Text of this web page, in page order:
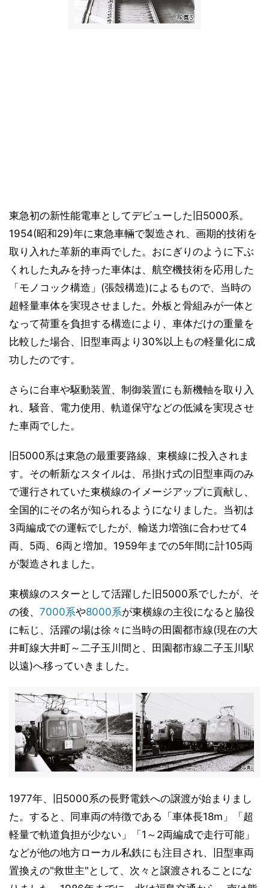
東急初の新性能電車としてデビューした旧5000系。
1954(昭和29)年に東急車輛で製造され、画期的技術を
取り入れた革新的車両でした。おにぎりのように下ぶ
くれした丸みを持った車体は、航空機技術を応用した
「モノコック構造」(張殻構造)によるもので、当時の
超軽量車体を実現させました。外板と骨組みが一体と
なって荷重を負担する構造により、車体だけの重量を
比較した場合、旧型車両より30%以上もの軽量化に成
功したのです。
さらに台車や駆動装置、制御装置にも新機軸を取り入
れ、騒音、電力使用、軌道保守などの低減を実現させ
た車両でした。
旧5000系は東急の最重要路線、東横線に投入されま
す。その斬新なスタイルは、吊掛け式の旧型車両のみ
で運行されていた東横線のイメージアップに貢献し、
全国的にその名が知られるようになりました。当初は
3両編成での運転でしたが、輸送力増強に合わせて4
両、5両、6両と増加。1959年までの5年間に計105両
が製造されました。
東横線のスターとして活躍した旧5000系でしたが、そ
の後、 7000系や8000系が東横線の主役になると脇役
に転じ、活躍の場は徐々に当時の田園都市線(現在の大
井町線大井町～二子玉川間と、田園都市線二子玉川駅
以遠)へ移っていきました。
1977年、旧5000系の長野電鉄への譲渡が始まりまし
た。すると、同車両の特徴である「車体長18m」「超
軽量で軌道負担が少ない」「1～2両編成で走行可能」
などが他の地方ローカル私鉄にも注目され、旧型車両
置換えの"救世主"として、次々と譲渡されることにな